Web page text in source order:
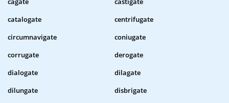
catalogate
centrifugate
circumnavigate
coniugate
corrugate
derogate
dialogate
dilagate
dilungate
disbrigate